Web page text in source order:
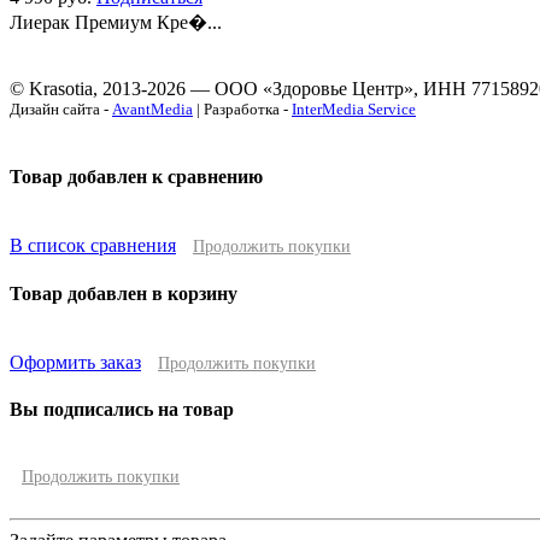
Лиерак Премиум Кре�...
© Krasotia, 2013-2026 — ООО «Здоровье Центр», ИНН
Дизайн сайта - AvantMedia | Разработка - InterMedia Service
Товар добавлен к сравнению
В список сравнения Продолжить покупки
Товар добавлен в корзину
Оформить заказ Продолжить покупки
Вы подписались на товар
Продолжить покупки